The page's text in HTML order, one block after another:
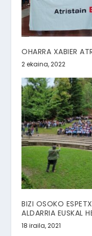
OHARRA XABIER
2 ekaina, 2022
BIZI OSOKO
ALDARRIA EUSKAL
18 iraila, 2021